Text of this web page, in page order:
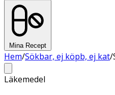
Mina Recept
Hem/Sökbar, ej köpb, ej kat/
Läkemedel